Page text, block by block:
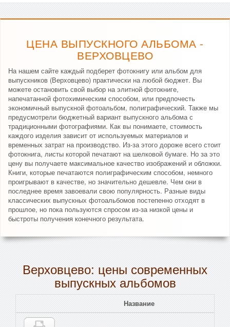
ЦЕНА ВЫПУСКНОГО АЛЬБОМА -
ВЕРХОВЦЕВО
На нашем сайте каждый подберет фотокнигу или альбом для
выпускников (Верховцево) практически на любой бюджет. Вы
можете остановить свой выбор на элитной фотокниге,
напечатанной фотохимическим способом, или предпочесть
экономичный выпускной фотоальбом, полиграфический. Также мы
предусмотрели бюджетный вариант выпускного альбома с
традиционными фотографиями. Как вы понимаете, стоимость
каждого изделия зависит от используемых материалов и
временных затрат на производство. Из-за этого дороже всего стоит
фотокнига, листы которой печатают на шелковой бумаге. Но за это
цену вы получаете максимальное качество изображений и обложки.
Книги, которые печатаются полиграфическим способом, немного
проигрывают в качестве, но значительно дешевле. Чем они в
последнее время завоевали свою популярность. Разные виды
классических выпускных фотоальбомов постепенно отходят в
прошлое, но пока пользуются спросом из-за низкой цены и
быстроты получения конечного результата.
Верховцево: цены современных
выпускных альбомов
Название